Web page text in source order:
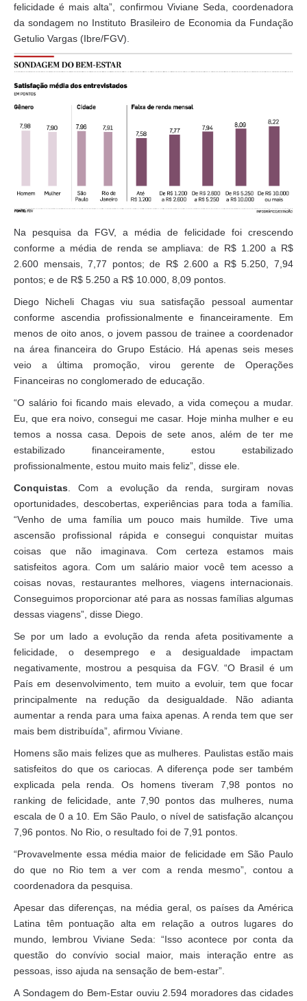
felicidade é mais alta”, confirmou Viviane Seda, coordenadora
da sondagem no Instituto Brasileiro de Economia da Fundação
Getulio Vargas (Ibre/FGV).
Na pesquisa da FGV, a média de felicidade foi crescendo
conforme a média de renda se ampliava: de R$ 1.200 a R$
2.600 mensais, 7,77 pontos; de R$ 2.600 a R$ 5.250, 7,94
pontos; e de R$ 5.250 a R$ 10.000, 8,09 pontos.
Diego Nicheli Chagas viu sua satisfação pessoal aumentar
conforme ascendia profissionalmente e financeiramente. Em
menos de oito anos, o jovem passou de trainee a coordenador
na área financeira do Grupo Estácio. Há apenas seis meses
veio a última promoção, virou gerente de Operações
Financeiras no conglomerado de educação.
“O salário foi ficando mais elevado, a vida começou a mudar.
Eu, que era noivo, consegui me casar. Hoje minha mulher e eu
temos a nossa casa. Depois de sete anos, além de ter me
estabilizado financeiramente, estou estabilizado
profissionalmente, estou muito mais feliz”, disse ele.
Conquistas. Com a evolução da renda, surgiram novas
oportunidades, descobertas, experiências para toda a família.
“Venho de uma família um pouco mais humilde. Tive uma
ascensão profissional rápida e consegui conquistar muitas
coisas que não imaginava. Com certeza estamos mais
satisfeitos agora. Com um salário maior você tem acesso a
coisas novas, restaurantes melhores, viagens internacionais.
Conseguimos proporcionar até para as nossas famílias algumas
dessas viagens”, disse Diego.
Se por um lado a evolução da renda afeta positivamente a
felicidade, o desemprego e a desigualdade impactam
negativamente, mostrou a pesquisa da FGV. “O Brasil é um
País em desenvolvimento, tem muito a evoluir, tem que focar
principalmente na redução da desigualdade. Não adianta
aumentar a renda para uma faixa apenas. A renda tem que ser
mais bem distribuída”, afirmou Viviane.
Homens são mais felizes que as mulheres. Paulistas estão mais
satisfeitos do que os cariocas. A diferença pode ser também
explicada pela renda. Os homens tiveram 7,98 pontos no
ranking de felicidade, ante 7,90 pontos das mulheres, numa
escala de 0 a 10. Em São Paulo, o nível de satisfação alcançou
7,96 pontos. No Rio, o resultado foi de 7,91 pontos.
“Provavelmente essa média maior de felicidade em São Paulo
do que no Rio tem a ver com a renda mesmo”, contou a
coordenadora da pesquisa.
Apesar das diferenças, na média geral, os países da América
Latina têm pontuação alta em relação a outros lugares do
mundo, lembrou Viviane Seda: “Isso acontece por conta da
questão do convívio social maior, mais interação entre as
pessoas, isso ajuda na sensação de bem-estar”.
A Sondagem do Bem-Estar ouviu 2.594 moradores das cidades